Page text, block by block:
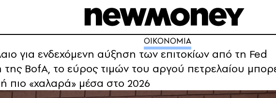
ΟΙΚΟΝΟΜΙΑ
για ενδεχόμενη αύξηση των επιτοκίων από τη Fed
BofA, το εύρος τιμών του αργού πετρελαίου
πιο «χαλαρά» μέσα στο 2026